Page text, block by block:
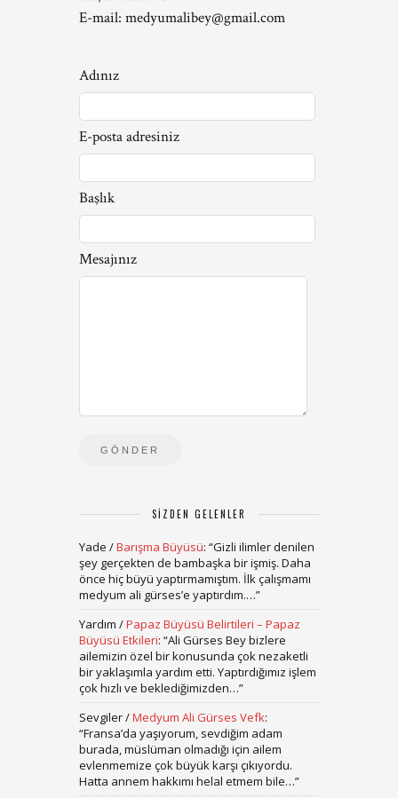
E-mail: medyumalibey@gmail.com
Adınız
E-posta adresiniz
Başlık
Mesajınız
SIZDEN GELENLER
Yade /Barışma Büyüsü: “Gizli ilimler denilen
şey gerçekten de bambaşka bir işmiş. Daha
önce hiç büyü yaptırmamıştım. İlk çalışmamı
medyum ali gürses’e yaptırdım.…”
Yardım /Papaz Büyüsü Belirtileri – Papaz
Büyüsü Etkileri: “Ali Gürses Bey bizlere
ailemizin özel bir konusunda çok nezaketli
bir yaklaşımla yardım etti. Yaptırdığımız işlem
çok hızlı ve beklediğimizden…”
Sevgiler/Medyum Ali Gürses Vefk:
“Fransa’da yaşıyorum, sevdiğim adam
burada, müslüman olmadığı için ailem
evlenmemize çok büyük karşı çıkıyordu.
Hatta annem hakkımı helal etmem bile…”